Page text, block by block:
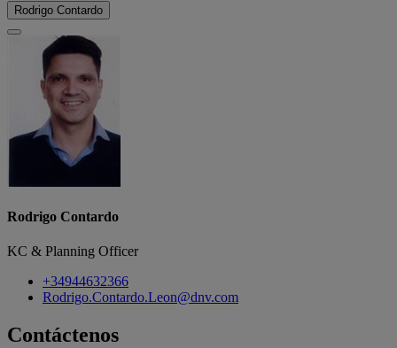
Rodrigo Contardo
Rodrigo Contardo
KC & Planning Officer
+34944632366
Rodrigo.Contardo.Leon@dnv.com
Contáctenos